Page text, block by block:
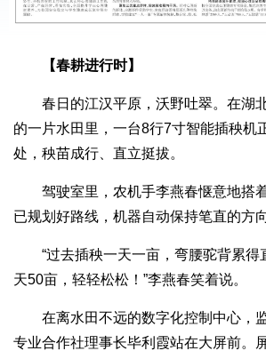
【春耕进行时】
春日的江汉平原，沃野吐翠。在湖
的一片水田里，一台8行7寸智能插秧机
处，秧苗成行、直立挺拔。
驾驶室里，农机手李燕春惬意地搭
已规划好路线，机器自动保持笔直的方
“过去插秧一天一亩，弯腰驼背累得
天50亩，轻轻松松！”李燕春笑着说。
在离水田不远的数字化控制中心，
专业合作社理事长毕利霞站在大屏前。